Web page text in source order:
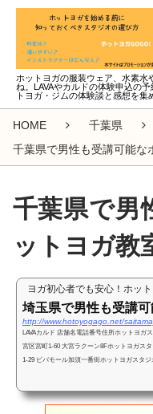
ホットヨガの服装ウェア、水素水
ね。LAVAやカルドの体験申込の
トヨガ・ジムの体験談と感想を集
HOME
千葉県
千葉県で男性も受講可能な
千葉県で男
ットヨガ教
ヨガ初心者でも安心！ホット
埼玉県で男性も受講
http://www.hotoyogago.net/
LAVAカルド 店舗名電話番号住所ホットヨガ
宮区宮町1-60 大宮ラクーン8Fホットヨガス
1-29 ビバモール加須一番街ホットヨガスタジ